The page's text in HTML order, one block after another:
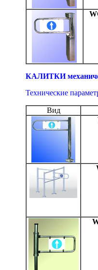
КАЛИТКИ
Технические
Вид